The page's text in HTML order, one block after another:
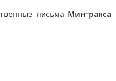
письма Минтранса